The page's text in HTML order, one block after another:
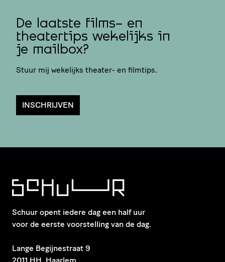
De laatste films- en
theatertips wekelijks in
je mailbox?
Stuur mij wekelijks theater- en filmtips.
INSCHRIJVEN
Schuur opent iedere dag een half uur
voor de eerste voorstelling van de dag.
​Lange Begijnestraat 9